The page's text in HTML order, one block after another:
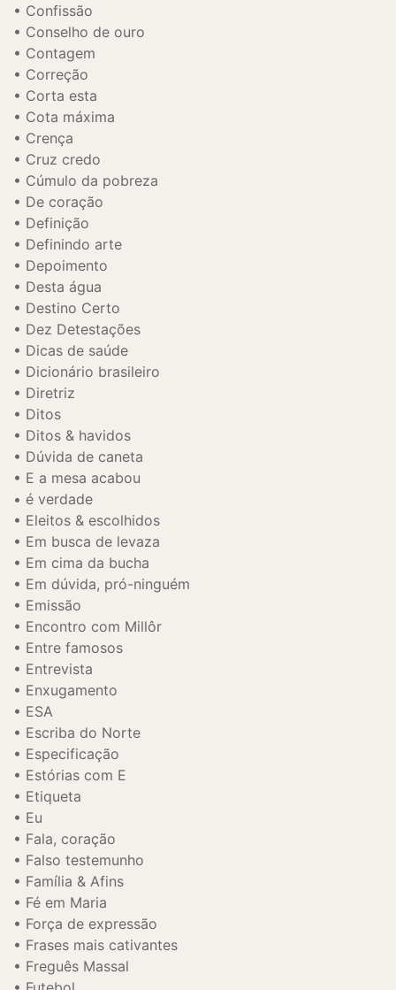
Confissão
Conselho de ouro
Contagem
Correção
Corta esta
Cota máxima
Crença
Cruz credo
Cúmulo da pobreza
De coração
Definição
Definindo arte
Depoimento
Desta água
Destino Certo
Dez Detestações
Dicas de saúde
Dicionário brasileiro
Diretriz
Ditos
Ditos & havidos
Dúvida de caneta
E a mesa acabou
é verdade
Eleitos & escolhidos
Em busca de levaza
Em cima da bucha
Em dúvida, pró-ninguém
Emissão
Encontro com Millôr
Entre famosos
Entrevista
Enxugamento
ESA
Escriba do Norte
Especificação
Estórias com E
Etiqueta
Eu
Fala, coração
Falso testemunho
Família & Afins
Fé em Maria
Força de expressão
Frases mais cativantes
Freguês Massal